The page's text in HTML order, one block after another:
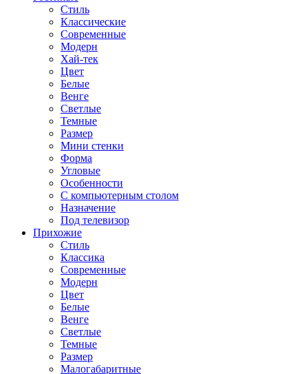
Стиль
Классические
Современные
Модерн
Хай-тек
Цвет
Белые
Венге
Светлые
Темные
Размер
Мини стенки
Форма
Угловые
Особенности
С компьютерным столом
Назначение
Под телевизор
Прихожие
Стиль
Классика
Современные
Модерн
Цвет
Белые
Венге
Светлые
Темные
Размер
Малогабаритные